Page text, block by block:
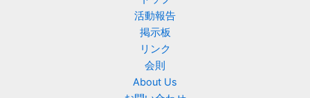
活動報告
掲示板
リンク
会則
About Us